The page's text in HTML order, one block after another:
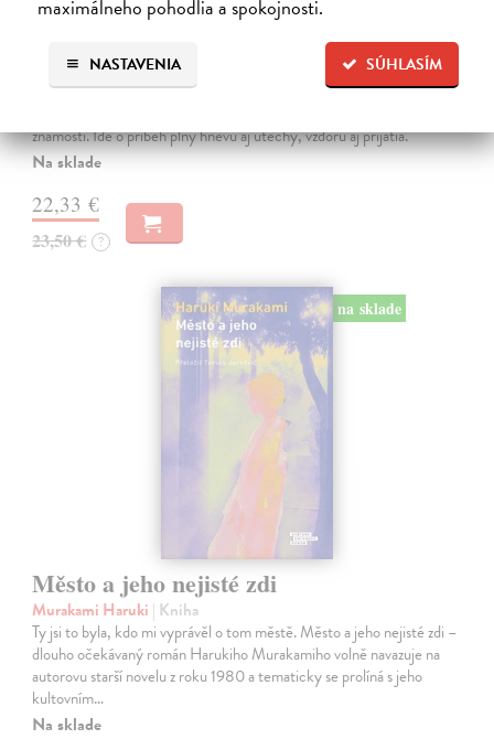
maximálneho pohodlia a spokojnosti.
SÚHLASÍM
NASTAVENIA
Despentes Virginie| Kniha
Po trilógii Život Vernona Subutexa sa Virginie Despentes vracia s
známostí. Ide o príbeh plný hnevu aj útechy, vzdoru aj prijatia.
Na sklade
22,33 €
23,50 € ?
na sklade
Město a jeho nejisté zdi
Murakami Haruki | Kniha
Ty jsi to byla, kdo mi vyprávěl o tom městě. Město a jeho nejisté zdi –
dlouho očekávaný román Harukiho Murakamiho volně navazuje na
autorovu starší novelu z roku 1980 a tematicky se prolíná s jeho
kultovním…
Na sklade